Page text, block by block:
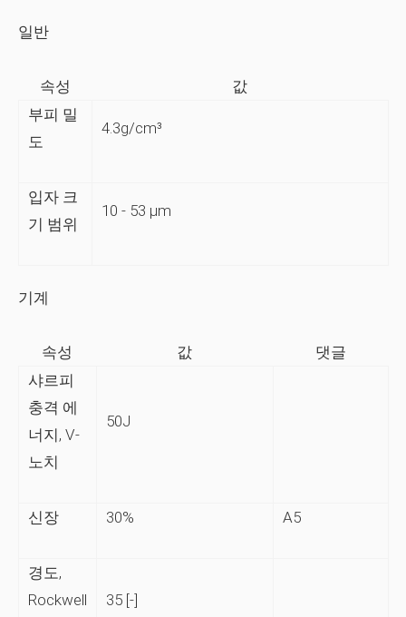
일반
속성
값
부피 밀
도
4.3g/cm³
입자 크
기 범위
10 - 53 µm
기계
속성 값
댓글
샤르피
충격 에
너지, V-
노치
50J
신장 30% A5
경도,
Rockwell
35 [-]